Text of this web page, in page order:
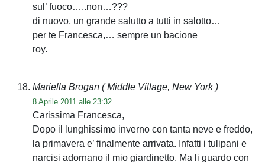
sul’ fuoco…..non…???
di nuovo, un grande salutto a tutti in salotto…
per te Francesca,… sempre un bacione
roy.
Mariella Brogan ( Middle Village, New York )
8 Aprile 2011 alle 23:32
Carissima Francesca,
Dopo il lunghissimo inverno con tanta neve e freddo,
la primavera e’ finalmente arrivata. Infatti i tulipani e
narcisi adornano il mio giardinetto. Ma li guardo con